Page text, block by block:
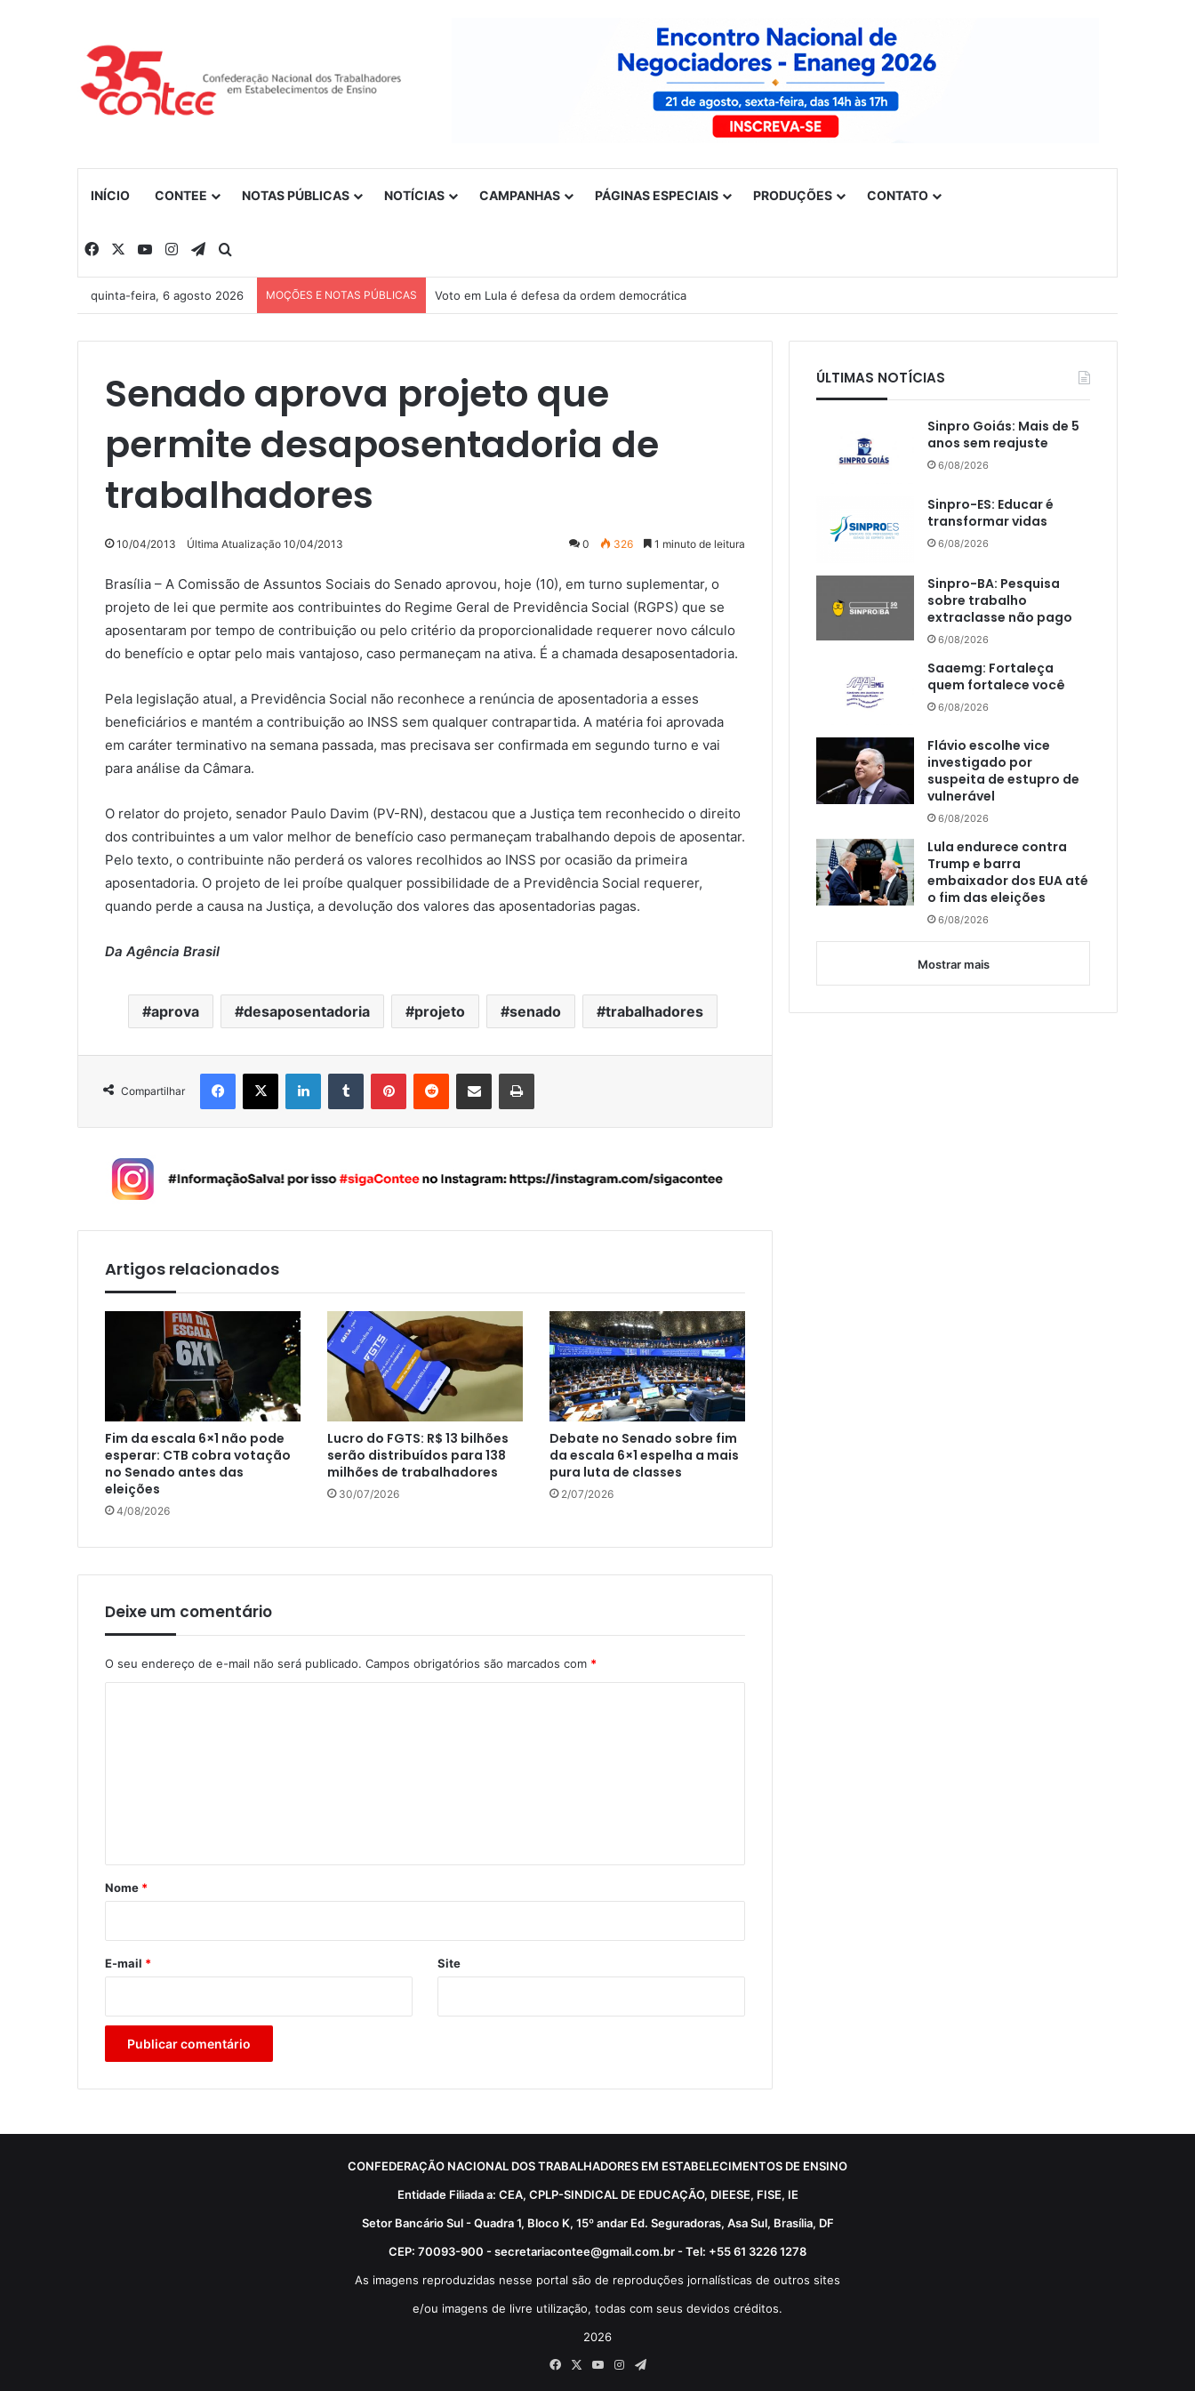
INÍCIO CONTEE NOTAS PÚBLICAS NOTÍCIAS CAMPANHAS PÁGINAS ESPECIAIS PRODUÇÕES CONTATO
Facebook YouTubeInstagramTelegram
quinta-feira, 6 agosto 2026 MOÇÕES E NOTAS PÚBLICAS Voto em Lula é defesa da ordem democrática
Senado aprova projeto que
permite desaposentadoria de
trabalhadores
10/04/2013 Última Atualização 10/04/2013 0 326 1 minuto de leitura
Brasília – A Comissão de Assuntos Sociais do Senado aprovou, hoje (10), em turno suplementar, o
projeto de lei que permite aos contribuintes do Regime Geral de Previdência Social (RGPS) que se
aposentaram por tempo de contribuição ou pelo critério da proporcionalidade requerer novo cálculo
do benefício e optar pelo mais vantajoso, caso permaneçam na ativa. É a chamada desaposentadoria.
Pela legislação atual, a Previdência Social não reconhece a renúncia de aposentadoria a esses
beneficiários e mantém a contribuição ao INSS sem qualquer contrapartida. A matéria foi aprovada
em caráter terminativo na semana passada, mas precisava ser confirmada em segundo turno e vai
para análise da Câmara.
O relator do projeto, senador Paulo Davim (PV-RN), destacou que a Justiça tem reconhecido o direito
dos contribuintes a um valor melhor de benefício caso permaneçam trabalhando depois de aposentar.
Pelo texto, o contribuinte não perderá os valores recolhidos ao INSS por ocasião da primeira
aposentadoria. O projeto de lei proíbe qualquer possibilidade de a Previdência Social requerer,
quando perde a causa na Justiça, a devolução dos valores das aposentadorias pagas.
Da Agência Brasil
aprova desaposentadoria projeto senado trabalhadores
Compartilhar
Artigos relacionados
Fim da escala 6×1 não pode
esperar: CTB cobra votação
no Senado antes das
eleições
4/08/2026
Lucro do FGTS: R$ 13 bilhões
serão distribuídos para 138
milhões de trabalhadores
30/07/2026
Debate no Senado sobre fim
da escala 6×1 espelha a mais
pura luta de classes
2/07/2026
Deixe um comentário
O seu endereço de e-mail não será publicado. Campos obrigatórios são marcados com *
r
*
Nome *
E-mail * Site
ÚLTIMAS NOTÍCIAS
Sinpro Goiás: Mais de 5
anos sem reajuste
6/08/2026
Sinpro-ES: Educar é
transformar vidas
6/08/2026
Sinpro-BA: Pesquisa
sobre trabalho
extraclasse não pago
6/08/2026
Saaemg: Fortaleça
quem fortalece você
6/08/2026
Flávio escolhe vice
investigado por
suspeita de estupro de
vulnerável
6/08/2026
Lula endurece contra
Trump e barra
embaixador dos EUA até
o fim das eleições
6/08/2026
Mostrar mais
CONFEDERAÇÃO NACIONAL DOS TRABALHADORES EM ESTABELECIMENTOS DE ENSINO
Entidade Filiada a: CEA, CPLP-SINDICAL DE EDUCAÇÃO, DIEESE, FISE, IE
Setor Bancário Sul - Quadra 1, Bloco K, 15º andar Ed. Seguradoras, Asa Sul, Brasília, DF
CEP: 70093-900 - secretariacontee@gmail.com.br - Tel: +55 61 3226 1278
As imagens reproduzidas nesse portal são de reproduções jornalísticas de outros sites
e/ou imagens de livre utilização, todas com seus devidos créditos.
2026
FacebookYouTubeInstagram
Telegram